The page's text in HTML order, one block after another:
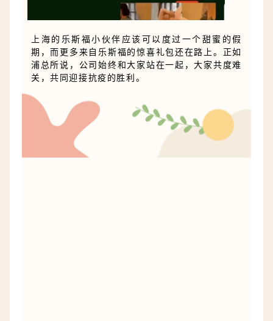
上海的乐斯福小伙伴应该可以度过一个甜蜜的假
期，而更多来自乐斯福的惊喜礼包还在路上。正如
浦总所说，公司始终和大家站在一起，大家共度难
关，共同迎接抗疫的胜利。